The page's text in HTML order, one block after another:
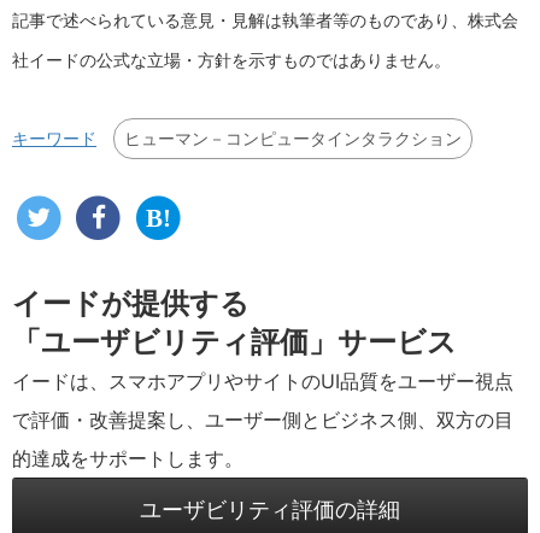
記事で述べられている意見・見解は執筆者等のものであり、株式会
社イードの公式な立場・方針を示すものではありません。
キーワード ヒューマン－コンピュータインタラクション
イードが提供する
「ユーザビリティ評価」サービス
イードは、スマホアプリやサイトのUI品質をユーザー視点
で評価・改善提案し、ユーザー側とビジネス側、双方の目
的達成をサポートします。
ユーザビリティ評価の詳細